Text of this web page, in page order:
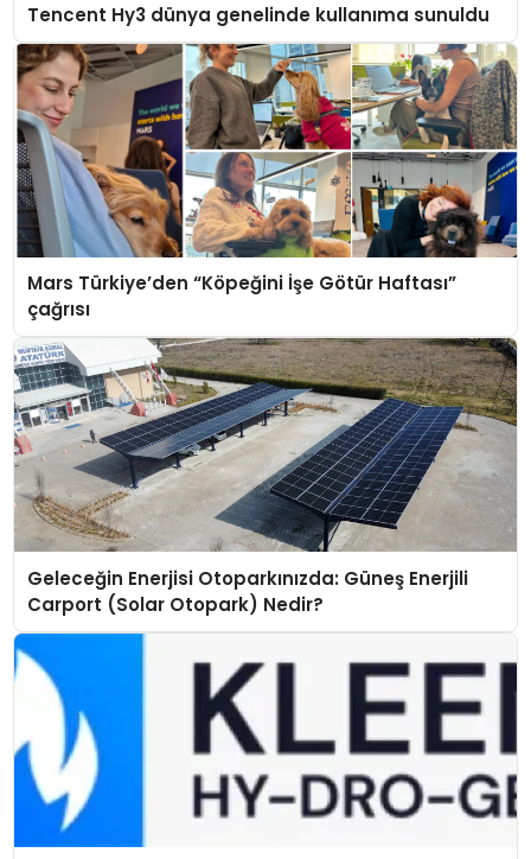
Tencent Hy3 dünya genelinde kullanıma sunuldu
Mars Türkiye’den “Köpeğini İşe Götür Haftası”
çağrısı
Geleceğin Enerjisi Otoparkınızda: Güneş Enerjili
Carport (Solar Otopark) Nedir?